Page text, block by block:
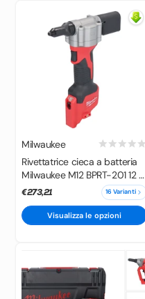
Milwaukee
Rivettatrice cieca a batteria
Milwaukee M12 BPRT-201 12 V
20,32 mm + 1x batteria
ricaricabile 2,0 Ah - senza
caricabatterie
€273,21 16 Varianti
Visualizza le opzioni